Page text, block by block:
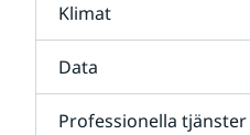
Klimat
Data
Professionella tjänster